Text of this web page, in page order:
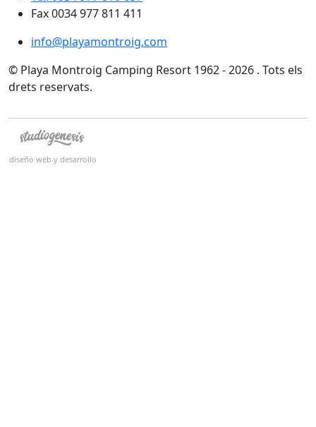
Fax 0034 977 811 411
info@playamontroig.com
© Playa Montroig Camping Resort 1962 - 2026 . Tots els
drets reservats.